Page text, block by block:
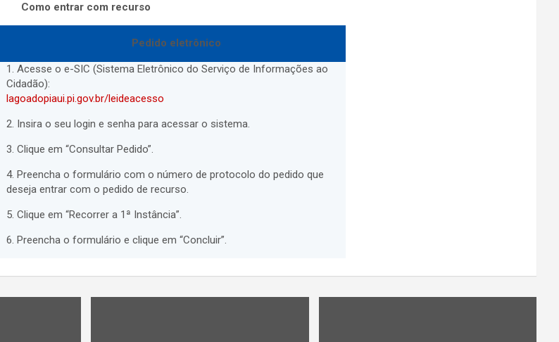
Como entrar com recurso
Pedido eletrônico
1. Acesse o e-SIC (Sistema Eletrônico do Serviço de Informações ao
Cidadão):
lagoadopiaui.pi.gov.br/leideacesso
2. Insira o seu login e senha para acessar o sistema.
3. Clique em “Consultar Pedido”.
4. Preencha o formulário com o número de protocolo do pedido que
deseja entrar com o pedido de recurso.
5. Clique em “Recorrer a 1ª Instância”.
6. Preencha o formulário e clique em “Concluir”.